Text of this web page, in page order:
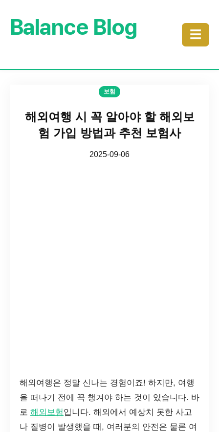
Balance Blog ☰
보험
해외여행 시 꼭 알아야 할 해외보
험 가입 방법과 추천 보험사
2025-09-06
해외여행은 정말 신나는 경험이죠! 하지만, 여행
을 떠나기 전에 꼭 챙겨야 하는 것이 있습니다. 바
로 해외보험입니다. 해외에서 예상치 못한 사고
나 질병이 발생했을 때, 여러분의 안전은 물론 여